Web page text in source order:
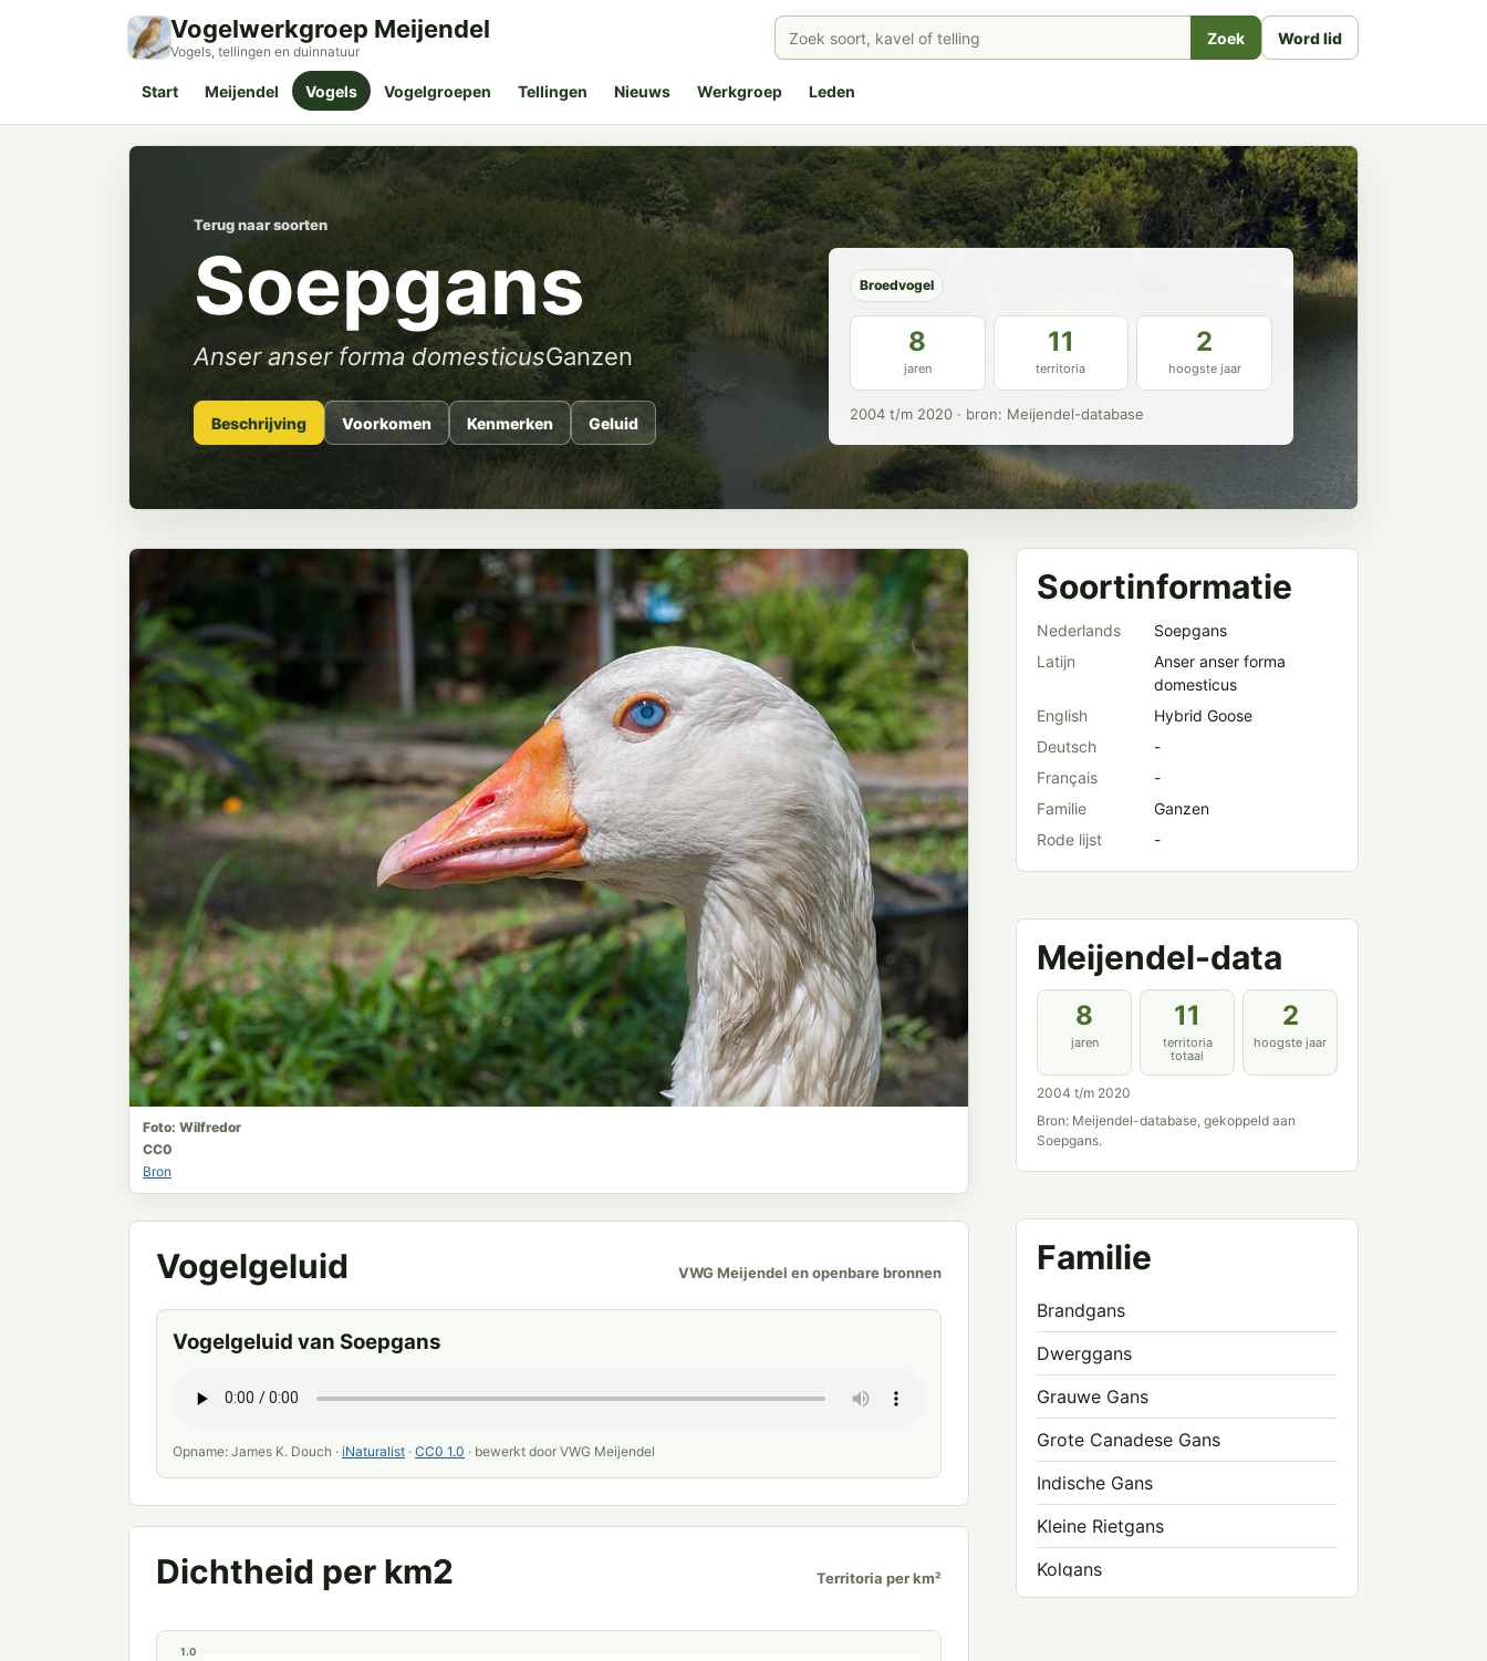
Vogelwerkgroep Meijendel
Vogels, tellingen en duinnatuur
Zoek Word lid
Start Meijendel Vogels Vogelgroepen Tellingen Nieuws Werkgroep Leden
Terug naar soorten
Soepgans
Anser anser forma domesticusGanzen
Beschrijving Voorkomen Kenmerken Geluid
Broedvogel
8
jaren
11
territoria
2
hoogste jaar
2004 t/m 2020 · bron: Meijendel-database
Foto: Wilfredor
CC0
Bron
Vogelgeluid VWG Meijendel en openbare bronnen
Vogelgeluid van Soepgans
Opname: James K. Douch · iNaturalist · CC0 1.0 · bewerkt door VWG Meijendel
Dichtheid per km2 Territoria per km²
1.0
Soortinformatie
Nederlands
Soepgans
Latijn
Anser anser forma
domesticus
English
Hybrid Goose
Deutsch
-
Français
-
Familie
Ganzen
Rode lijst
-
Meijendel-data
8
jaren
11
territoria
totaal
2
hoogste jaar
2004 t/m 2020
Bron: Meijendel-database, gekoppeld aan
Soepgans.
Familie
Brandgans
Dwerggans
Grauwe Gans
Grote Canadese Gans
Indische Gans
Kleine Rietgans
Kolgans